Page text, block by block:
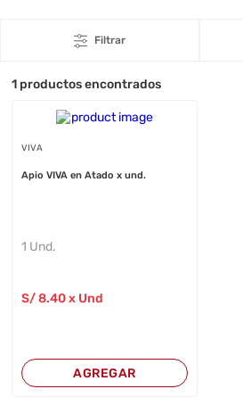
Filtrar
1 productos encontrados
VIVA
Apio VIVA en Atado x und.
1 Und.
S/8.40 x Und
AGREGAR